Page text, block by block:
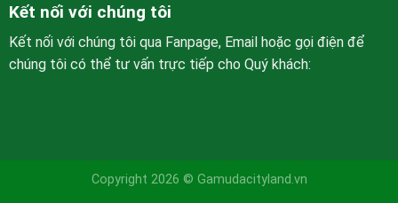
Kết nối với chúng tôi
Kết nối với chúng tôi qua Fanpage, Email hoặc gọi điện để
chúng tôi có thể tư vấn trực tiếp cho Quý khách:
Copyright 2026 © Gamudacityland.vn